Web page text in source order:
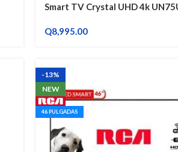
Smart TV Crystal UHD 4k
Q8,995.00
-13%
NEW
46 PULGADAS